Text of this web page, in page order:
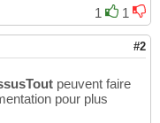
1
1
#2
peuvent faire
pour plus